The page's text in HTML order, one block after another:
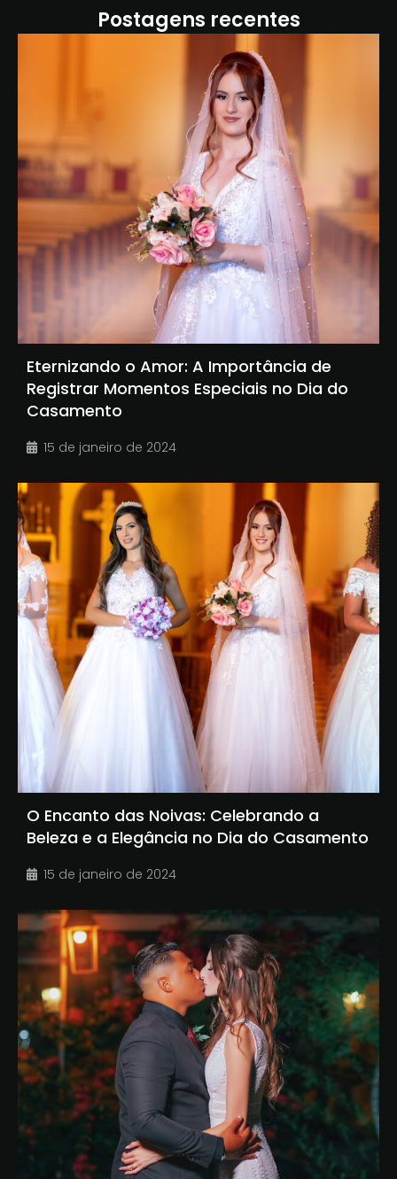
Postagens recentes
Eternizando o Amor: A Importância de
Registrar Momentos Especiais no Dia do
Casamento
15 de janeiro de 2024
O Encanto das Noivas: Celebrando a
Beleza e a Elegância no Dia do Casamento
15 de janeiro de 2024